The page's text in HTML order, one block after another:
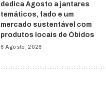
dedica Agosto a jantares
temáticos, fado e um
mercado sustentável com
produtos locais de Óbidos
6 Agosto, 2026